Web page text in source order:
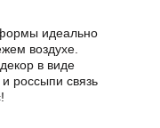
идеально
воздухе.
в виде
россыпи связь